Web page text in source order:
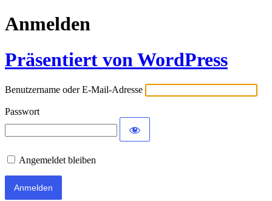
Anmelden
Präsentiert von WordPress
Benutzername oder E-Mail-Adresse
Passwort
Angemeldet bleiben